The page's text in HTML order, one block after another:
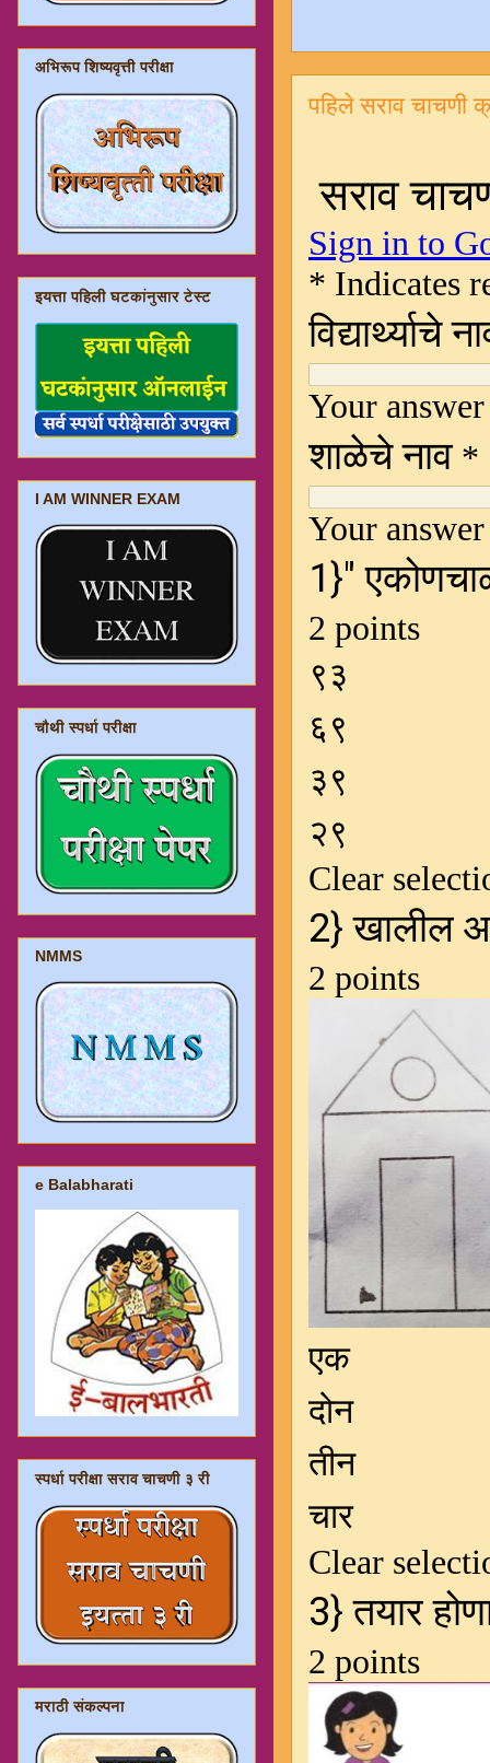
पहिले सराव चाचणी
अभिरूप शिष्यवृत्ती परीक्षा
इयत्ता पहिली घटकांनुसार टेस्ट
I AM WINNER EXAM
चौथी स्पर्धा परीक्षा
NMMS
e Balabharati
स्पर्धा परीक्षा सराव चाचणी ३ री
मराठी संकल्पना